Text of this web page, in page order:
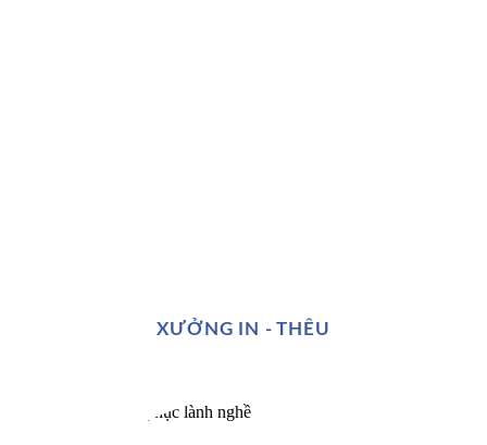
XƯỞNG IN - THÊU